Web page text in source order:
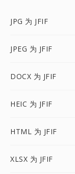
JPG 为 JFIF
JPEG 为 JFIF
DOCX 为 JFIF
HEIC 为 JFIF
HTML 为 JFIF
XLSX 为 JFIF